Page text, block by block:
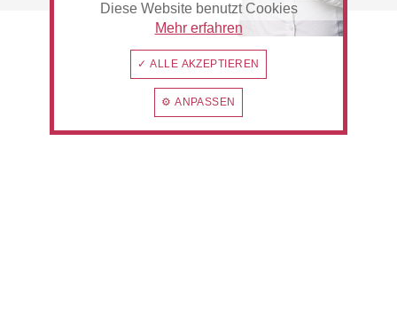
Beauty & Wellness Auto
Handwerk Sport & Freizeit
Diese Website benutzt Cookies
Mehr erfahren
✓ ALLE AKZEPTIEREN
⚙ ANPASSEN